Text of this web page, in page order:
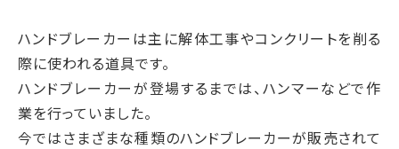
ハンドブレーカーは主に解体工事やコンクリートを削る
際に使われる道具です。
ハンドブレーカーが登場するまでは、ハンマーなどで作
業を行っていました。
今ではさまざまな種類のハンドブレーカーが販売されて